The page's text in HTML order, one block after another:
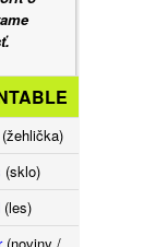
(žehlička)
(sklo)
(les)